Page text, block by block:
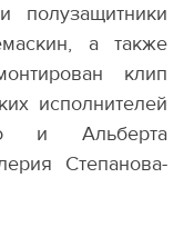
полузащитники
а также
клип
исполнителей
и Альберта
Степанова-